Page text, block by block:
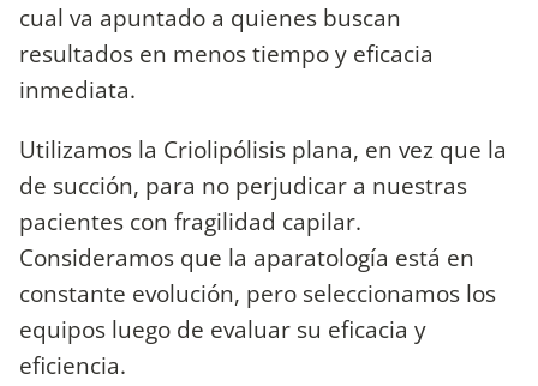
cual va apuntado a quienes buscan
resultados en menos tiempo y eficacia
inmediata.
Utilizamos la Criolipólisis plana, en vez que la
de succión, para no perjudicar a nuestras
pacientes con fragilidad capilar.
Consideramos que la aparatología está en
constante evolución, pero seleccionamos los
equipos luego de evaluar su eficacia y
eficiencia.